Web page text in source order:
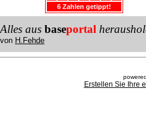
6 Zahlen getippt!
Alles aus baseportal
von H.Fehde
Erstellen Sie Ihre